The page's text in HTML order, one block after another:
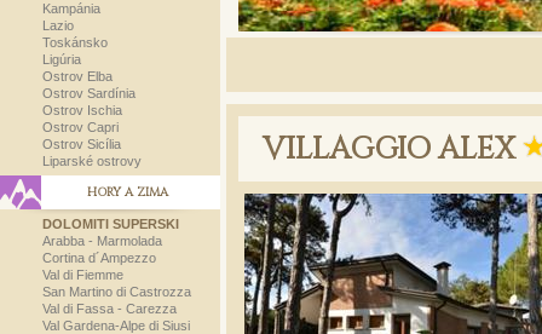
Kampánia
Lazio
Toskánsko
Ligúria
Ostrov Elba
Ostrov Sardínia
Ostrov Ischia
Ostrov Capri
Ostrov Sicília
Liparské ostrovy
HORY A ZIMA
DOLOMITI SUPERSKI
Arabba - Marmolada
Cortina d´Ampezzo
Val di Fiemme
San Martino di Castrozza
Val di Fassa - Carezza
Val Gardena-Alpe di Siusi
VILLAGGIO ALEX